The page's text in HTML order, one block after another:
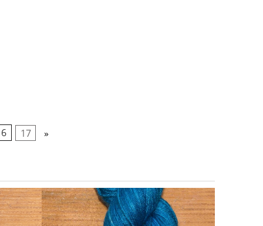
17 »